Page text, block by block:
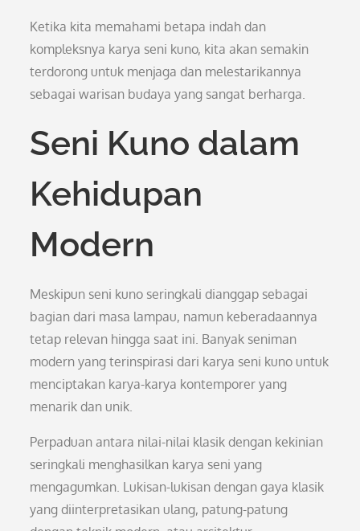
Ketika kita memahami betapa indah dan
kompleksnya karya seni kuno, kita akan semakin
terdorong untuk menjaga dan melestarikannya
sebagai warisan budaya yang sangat berharga.
Seni Kuno dalam
Kehidupan
Modern
Meskipun seni kuno seringkali dianggap sebagai
bagian dari masa lampau, namun keberadaannya
tetap relevan hingga saat ini. Banyak seniman
modern yang terinspirasi dari karya seni kuno untuk
menciptakan karya-karya kontemporer yang
menarik dan unik.
Perpaduan antara nilai-nilai klasik dengan kekinian
seringkali menghasilkan karya seni yang
mengagumkan. Lukisan-lukisan dengan gaya klasik
yang diinterpretasikan ulang, patung-patung